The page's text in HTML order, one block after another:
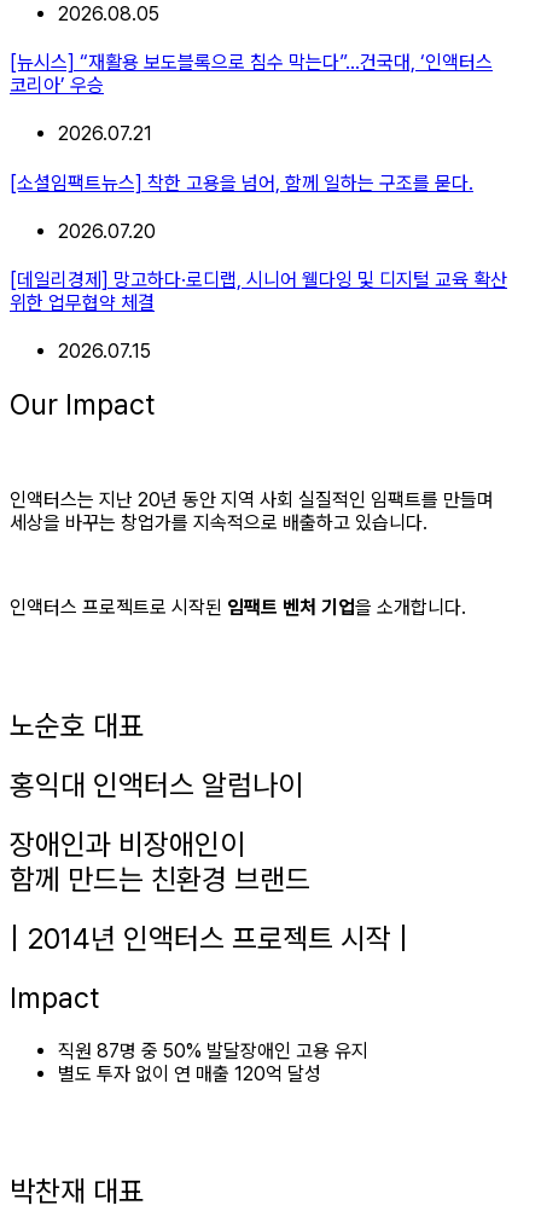
2026.08.05
[뉴시스] “재활용 보도블록으로 침수 막는다”…건국대, ‘인액터스
코리아’ 우승
2026.07.21
[소셜임팩트뉴스] 착한 고용을 넘어, 함께 일하는 구조를 묻다.
2026.07.20
[데일리경제] 망고하다·로디랩, 시니어 웰다잉 및 디지털 교육 확산
위한 업무협약 체결
2026.07.15
Our Impact
인액터스는 지난 20년 동안 지역 사회 실질적인 임팩트를 만들며
세상을 바꾸는 창업가를 지속적으로 배출하고 있습니다.
인액터스 프로젝트로 시작된 임팩트 벤처 기업을 소개합니다.
노순호 대표
홍익대 인액터스 알럼나이
장애인과 비장애인이
함께 만드는 친환경 브랜드
| 2014년 인액터스 프로젝트 시작 |
Impact
직원 87명 중 50% 발달장애인 고용 유지
별도 투자 없이 연 매출 120억 달성
박찬재 대표